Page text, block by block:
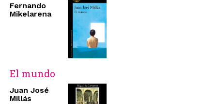
Fernando
Mikelarena
El mundo
Juan José
Millás